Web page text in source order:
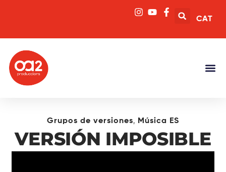
CAT
Grupos de versiones, Música ES
VERSIÓN IMPOSIBLE